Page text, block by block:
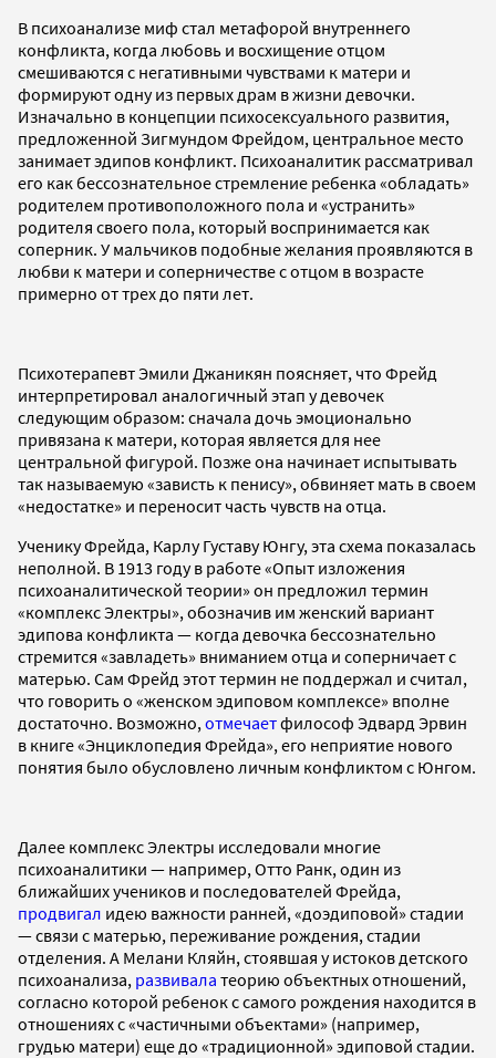
В психоанализе миф стал метафорой внутреннего
конфликта, когда любовь и восхищение отцом
смешиваются с негативными чувствами к матери и
формируют одну из первых драм в жизни девочки.
Изначально в концепции психосексуального развития,
предложенной Зигмундом Фрейдом, центральное место
занимает эдипов конфликт. Психоаналитик рассматривал
его как бессознательное стремление ребенка «обладать»
родителем противоположного пола и «устранить»
родителя своего пола, который воспринимается как
соперник. У мальчиков подобные желания проявляются в
любви к матери и соперничестве с отцом в возрасте
примерно от трех до пяти лет.
Психотерапевт Эмили Джаникян поясняет, что Фрейд
интерпретировал аналогичный этап у девочек
следующим образом: сначала дочь эмоционально
привязана к матери, которая является для нее
центральной фигурой. Позже она начинает испытывать
так называемую «зависть к пенису», обвиняет мать в своем
«недостатке» и переносит часть чувств на отца.
Ученику Фрейда, Карлу Густаву Юнгу, эта схема показалась
неполной. В 1913 году в работе «Опыт изложения
психоаналитической теории» он предложил термин
«комплекс Электры», обозначив им женский вариант
эдипова конфликта — когда девочка бессознательно
стремится «завладеть» вниманием отца и соперничает с
матерью. Сам Фрейд этот термин не поддержал и считал,
что говорить о «женском эдиповом комплексе» вполне
достаточно. Возможно, отмечаетфилософ Эдвард Эрвин
в книге «Энциклопедия Фрейда», его неприятие нового
понятия было обусловлено личным конфликтом с Юнгом.
Далее комплекс Электры исследовали многие
психоаналитики — например, Отто Ранк, один из
ближайших учеников и последователей Фрейда,
продвигал идею важности ранней, «доэдиповой» стадии
— связи с матерью, переживание рождения, стадии
отделения. А Мелани Кляйн, стоявшая у истоков детского
психоанализа, развивала теорию объектных отношений,
согласно которой ребенок с самого рождения находится в
отношениях с «частичными объектами» (например,
грудью матери) еще до «традиционной» эдиповой стадии.